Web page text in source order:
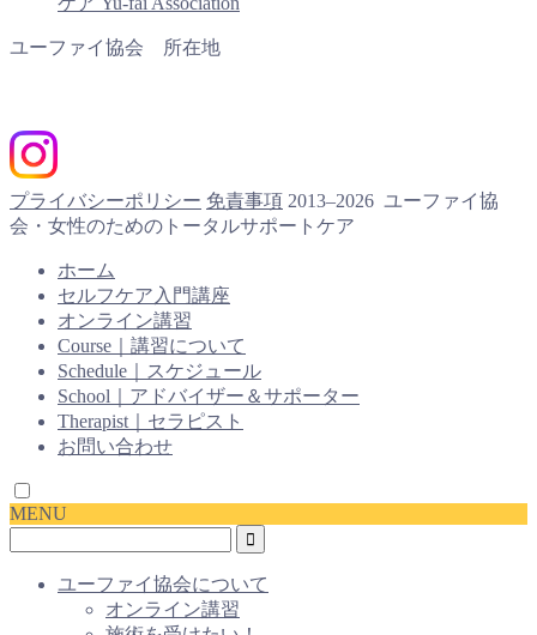
ユーファイ協会 所在地
プライバシーポリシー 免責事項 2013–2026 ユーファイ協
会・女性のためのトータルサポートケア
ホーム
セルフケア入門講座
オンライン講習
Course｜講習について
Schedule｜スケジュール
School｜アドバイザー＆サポーター
Therapist｜セラピスト
お問い合わせ
MENU
ユーファイ協会について
オンライン講習